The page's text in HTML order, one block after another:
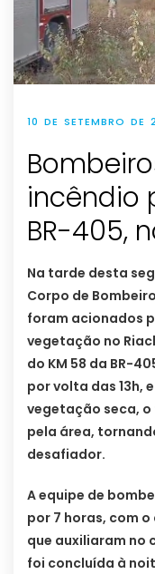
10 DE SETEMBRO DE
incêndio
BR-405,
Na tarde desta
Corpo de
foram acionados
vegetação no
do KM 58 da BR-
por volta das 13h,
vegetação seca,
pela área,
desafiador.
A equipe de
por 7 horas, com
que auxiliaram no
foi concluída à